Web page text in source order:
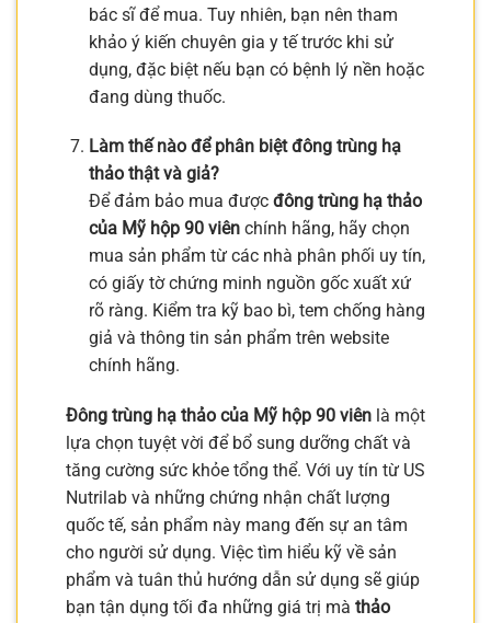
bác sĩ để mua. Tuy nhiên, bạn nên tham
khảo ý kiến chuyên gia y tế trước khi sử
dụng, đặc biệt nếu bạn có bệnh lý nền hoặc
đang dùng thuốc.
Làm thế nào để phân biệt đông trùng hạ
thảo thật và giả?
Để đảm bảo mua được đông trùng hạ thảo
của Mỹ hộp 90 viênchính hãng, hãy chọn
mua sản phẩm từ các nhà phân phối uy tín,
có giấy tờ chứng minh nguồn gốc xuất xứ
rõ ràng. Kiểm tra kỹ bao bì, tem chống hàng
giả và thông tin sản phẩm trên website
chính hãng.
Đông trùng hạ thảo của Mỹ hộp 90 viên là một
lựa chọn tuyệt vời để bổ sung dưỡng chất và
tăng cường sức khỏe tổng thể. Với uy tín từ US
Nutrilab và những chứng nhận chất lượng
quốc tế, sản phẩm này mang đến sự an tâm
cho người sử dụng. Việc tìm hiểu kỹ về sản
phẩm và tuân thủ hướng dẫn sử dụng sẽ giúp
bạn tận dụng tối đa những giá trị mà thảo